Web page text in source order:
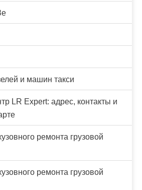
и машин такси
LR Expert: адрес, контакты и
ремонта грузовой
ремонта грузовой